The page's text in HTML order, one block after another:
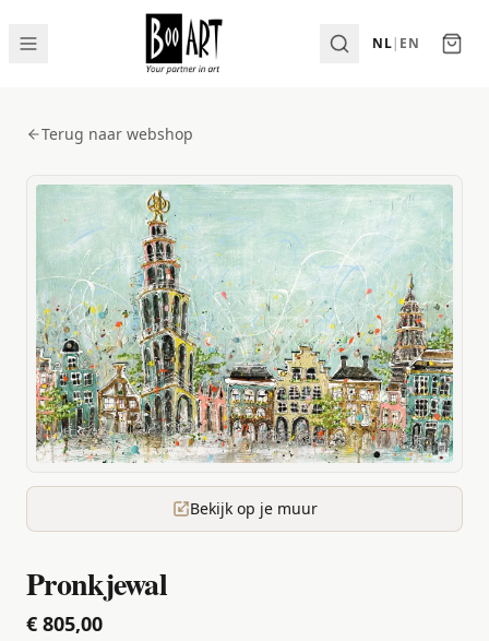
NL| EN
Terug naar webshop
Bekijk op je muur
Pronkjewal
€ 805,00